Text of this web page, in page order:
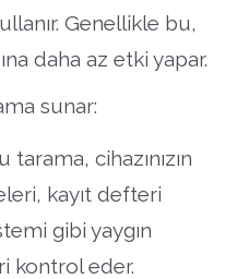
Genellikle bu,
daha az etki yapar.
sunar:
tarama, cihazınızın
kayıt defteri
gibi yaygın
kontrol eder.